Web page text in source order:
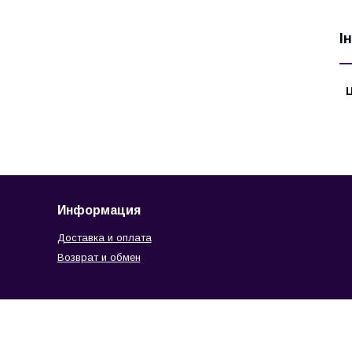
Информация
Доставка и оплата
Возврат и обмен